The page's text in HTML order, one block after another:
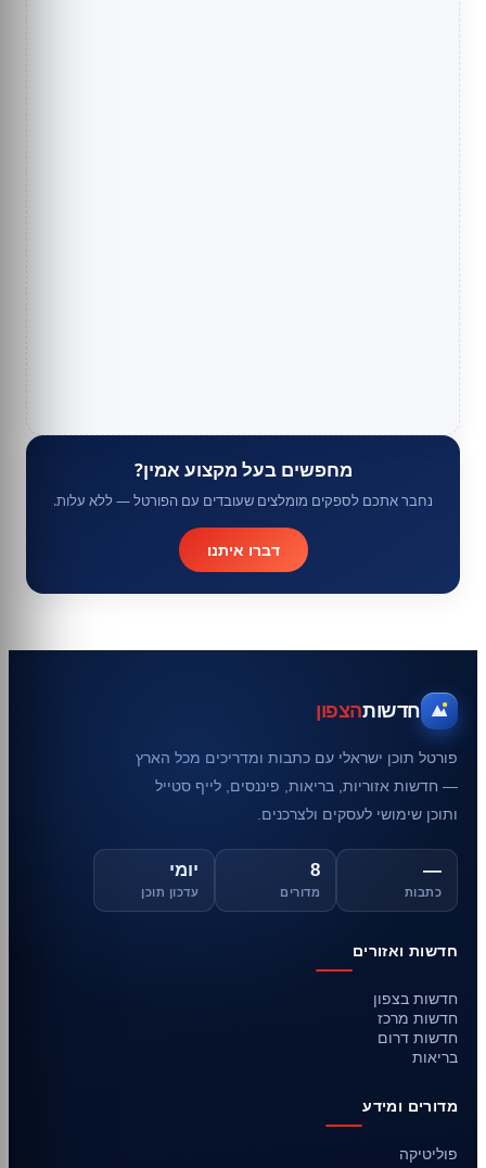
מחפשים בעל מקצוע אמין?
נחבר אתכם לספקים מומלצים שעובדים עם הפורטל — ללא עלות.
דברו איתנו
חדשותהצפון
פורטל תוכן ישראלי עם כתבות ומדריכים מכל הארץ
— חדשות אזוריות, בריאות, פיננסים, לייף סטייל
ותוכן שימושי לעסקים ולצרכנים.
—
כתבות
8
מדורים
יומי
עדכון תוכן
חדשות ואזורים
חדשות בצפון
חדשות מרכז
חדשות דרום
בריאות
מדורים ומידע
פוליטיקה